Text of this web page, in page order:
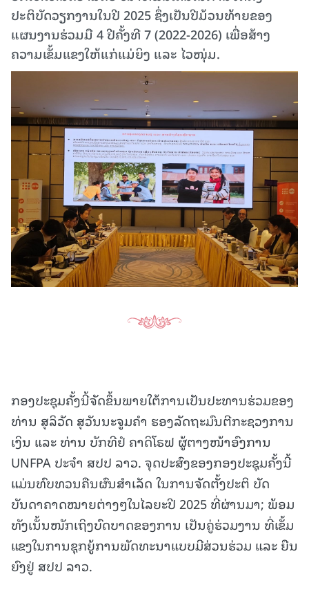
ປະຕິບັດວຽກງານໃນປີ 2025 ຊຶ່ງເປັນປີມ້ວນທ້າຍຂອງ
ແຜນງານຮ່ວມມື 4 ປີຄັ້ງທີ 7 (2022-2026) ເພື່ອສ້າງ
ຄວາມເຂັ້ມແຂງໃຫ້ແກ່ແມ່ຍິງ ແລະ ໄວໜຸ່ມ.
ກອງປະຊຸມຄັ້ງນີ້ຈັດຂຶ້ນພາຍໃຕ້ການເປັນປະທານຮ່ວມຂອງ
ທ່ານ ສຸລິວັດ ສຸວັນນະຈູມຄຳ ຮອງລັດຖະມົນຕີກະຊວງການ
ເງິນ ແລະ ທ່ານ ບັກທີຢໍ ຄາດິໂຣຟ ຜູ້ຕາງໜ້າອົງການ
UNFPA ປະຈຳ ສປປ ລາວ. ຈຸດປະສົງຂອງກອງປະຊຸມຄັ້ງນີ້
ແມ່ນທົບທວນຄືນຜົນສຳເລັດ ໃນການຈັດຕັ້ງປະຕິ ບັດ
ບັນດາຄາດໝາຍຕ່າງໆໃນໄລຍະປີ 2025 ທີ່ຜ່ານມາ; ພ້ອມ
ທັງເນັ້ນໜັກເຖິງບົດບາດຂອງການ ເປັນຄູ່ຮ່ວມງານ ທີ່ເຂັ້ມ
ແຂງໃນການຊຸກຍູ້ການພັດທະນາແບບມີສ່ວນຮ່ວມ ແລະ ຍືນ
ຍົງຢູ່ ສປປ ລາວ.